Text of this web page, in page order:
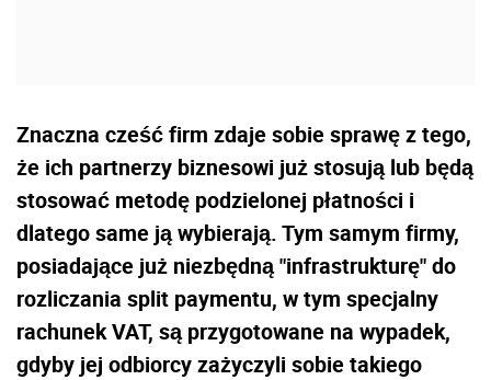
Znaczna cześć firm zdaje sobie sprawę z tego,
że ich partnerzy biznesowi już stosują lub będą
stosować metodę podzielonej płatności i
dlatego same ją wybierają. Tym samym firmy,
posiadające już niezbędną "infrastrukturę" do
rozliczania split paymentu, w tym specjalny
rachunek VAT, są przygotowane na wypadek,
gdyby jej odbiorcy zażyczyli sobie takiego